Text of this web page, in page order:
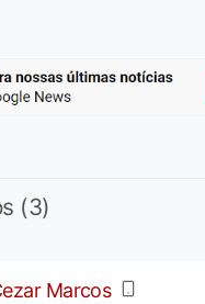
(3)
Marcos